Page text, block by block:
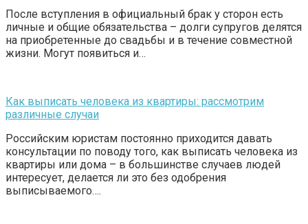
После вступления в официальный брак у сторон есть
личные и общие обязательства – долги супругов делятся
на приобретенные до свадьбы и в течение совместной
жизни. Могут появиться и…
Как выписать человека из квартиры: рассмотрим
различные случаи
Российским юристам постоянно приходится давать
консультации по поводу того, как выписать человека из
квартиры или дома – в большинстве случаев людей
интересует, делается ли это без одобрения
выписываемого….